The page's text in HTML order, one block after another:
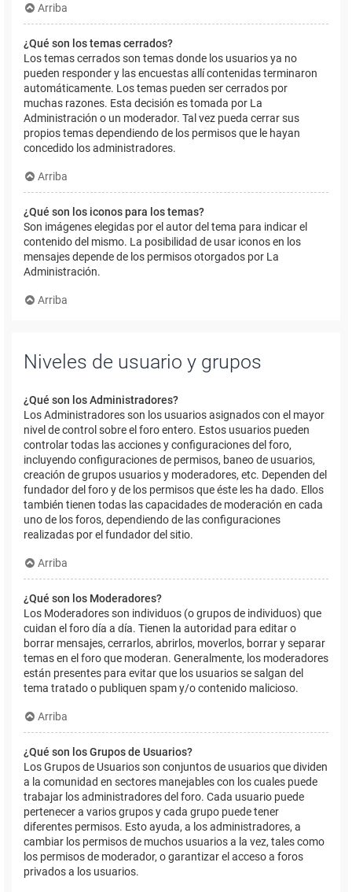
Arriba
¿Qué son los temas cerrados?
Los temas cerrados son temas donde los usuarios ya no
pueden responder y las encuestas allí contenidas terminaron
automáticamente. Los temas pueden ser cerrados por
muchas razones. Esta decisión es tomada por La
Administración o un moderador. Tal vez pueda cerrar sus
propios temas dependiendo de los permisos que le hayan
concedido los administradores.
Arriba
¿Qué son los iconos para los temas?
Son imágenes elegidas por el autor del tema para indicar el
contenido del mismo. La posibilidad de usar iconos en los
mensajes depende de los permisos otorgados por La
Administración.
Arriba
Niveles de usuario y grupos
¿Qué son los Administradores?
Los Administradores son los usuarios asignados con el mayor
nivel de control sobre el foro entero. Estos usuarios pueden
controlar todas las acciones y configuraciones del foro,
incluyendo configuraciones de permisos, baneo de usuarios,
creación de grupos usuarios y moderadores, etc. Dependen del
fundador del foro y de los permisos que éste les ha dado. Ellos
también tienen todas las capacidades de moderación en cada
uno de los foros, dependiendo de las configuraciones
realizadas por el fundador del sitio.
Arriba
¿Qué son los Moderadores?
Los Moderadores son individuos (o grupos de individuos) que
cuidan el foro día a día. Tienen la autoridad para editar o
borrar mensajes, cerrarlos, abrirlos, moverlos, borrar y separar
temas en el foro que moderan. Generalmente, los moderadores
están presentes para evitar que los usuarios se salgan del
tema tratado o publiquen spam y/o contenido malicioso.
Arriba
¿Qué son los Grupos de Usuarios?
Los Grupos de Usuarios son conjuntos de usuarios que dividen
a la comunidad en sectores manejables con los cuales puede
trabajar los administradores del foro. Cada usuario puede
pertenecer a varios grupos y cada grupo puede tener
diferentes permisos. Esto ayuda, a los administradores, a
cambiar los permisos de muchos usuarios a la vez, tales como
los permisos de moderador, o garantizar el acceso a foros
privados a los usuarios.